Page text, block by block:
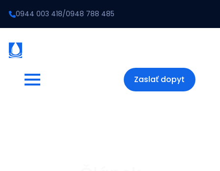
0944 003 418/0948 788 485
Zaslať dopyt